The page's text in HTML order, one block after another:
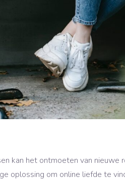
kan het ontmoeten van nieuwe
oplossing om online liefde te